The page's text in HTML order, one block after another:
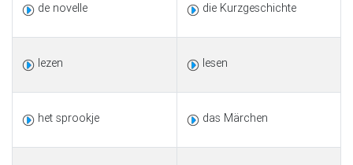
de novelle die Kurzgeschichte
lezen lesen
het sprookje das Märchen